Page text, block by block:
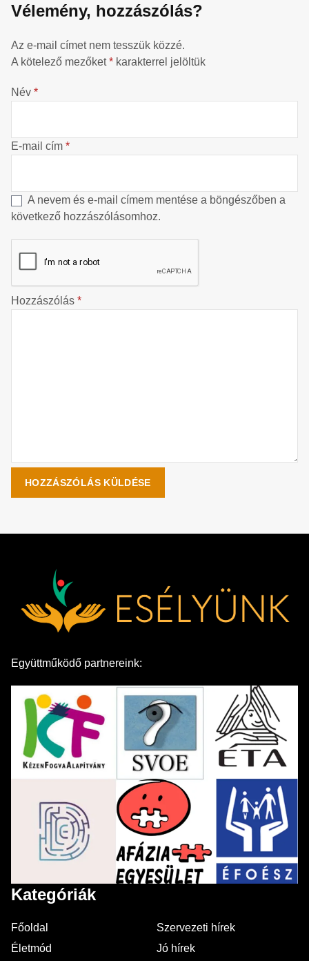
Vélemény, hozzászólás?
Az e-mail címet nem tesszük közzé.
A kötelező mezőket* karakterrel jelöltük
Név *
E-mail cím *
A nevem és e-mail címem mentése a böngészőben a
következő hozzászólásomhoz.
Hozzászólás *
Együttműködő partnereink:
Kategóriák
Főoldal
Szervezeti hírek
Életmód
Jó hírek